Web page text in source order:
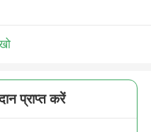
प्राप्त करें